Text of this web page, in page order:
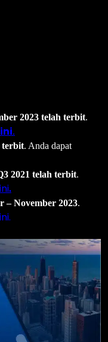
2023 telah terbit.
.
terbit. Anda dapat
2021 telah terbit.
.
– November 2023.